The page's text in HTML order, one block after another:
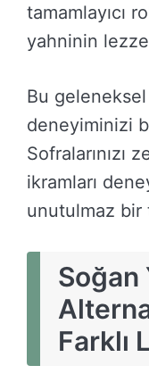
tamamlayıcı
yahninin
Bu
deneyiminizi
Sofralarınızı
ikramları
unutulmaz bir
Soğan
Farklı